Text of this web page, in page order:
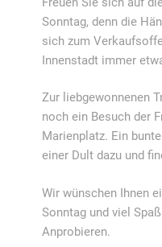
Sonntag, denn die
sich zum
Innenstadt immer
Zur liebgewonnenen
noch ein Besuch der
Marienplatz. Ein
einer Dult dazu und
Wir wünschen Ihnen
Sonntag und viel
Anprobieren.